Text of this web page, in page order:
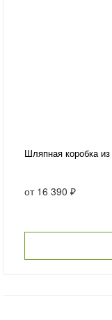
Шляпная коробка
от 16 390 ₽